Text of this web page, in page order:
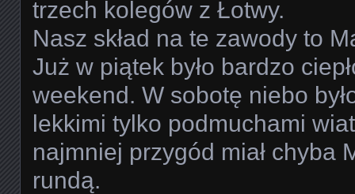
trzech kolegów z Łotwy.
Nasz skład na te zawody to
Już w piątek było bardzo
weekend. W sobotę niebo
lekkimi tylko podmuchami
najmniej przygód miał chyba
rundą.